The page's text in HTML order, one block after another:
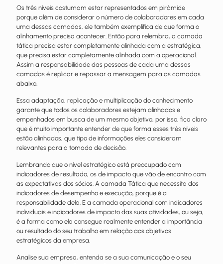
Os três níveis costumam estar representados em pirâmide
porque além de considerar o número de colaboradores em cada
uma dessas camadas, ele também exemplifica de que forma o
alinhamento precisa acontecer. Então para relembra, a camada
tática precisa estar completamente alinhada com a estratégica,
que precisa estar completamente alinhada com a operacional.
Assim a responsabilidade das pessoas de cada uma dessas
camadas é replicar e repassar a mensagem para as camadas
abaixo.
Essa adaptação, replicação e multiplicação do conhecimento
garante que todos os colaboradores estejam alinhados e
empenhados em busca de um mesmo objetivo, por isso, fica claro
que é muito importante entender de que forma esses três níveis
estão alinhados, que tipo de informações eles consideram
relevantes para a tomada de decisão.
Lembrando que o nível estratégico está preocupado com
indicadores de resultado, os de impacto que vão de encontro com
as expectativas dos sócios. A camada Tática que necessita dos
indicadores de desempenho e execução, porque é a
responsabilidade dela. E a camada operacional com indicadores
individuais e indicadores de impacto das suas atividades, ou seja,
é a forma como ela consegue realmente entender a importância
ou resultado do seu trabalho em relação aos objetivos
estratégicos da empresa.
Analise sua empresa, entenda se a sua comunicação e o seu